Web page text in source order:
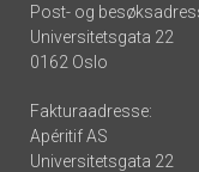
Post- og
Universitetsgata 22
0162 Oslo
Fakturaadresse:
Apéritif AS
Universitetsgata 22